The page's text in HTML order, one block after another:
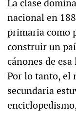
La clase
nacional en
primaria como
construir un
cánones de
Por lo tanto, el
secundaria